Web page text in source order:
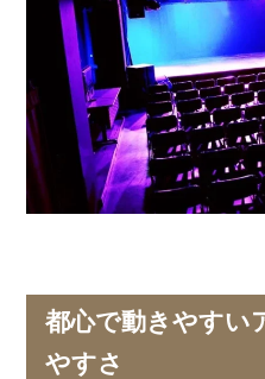
都心で動きやすい
やすさ